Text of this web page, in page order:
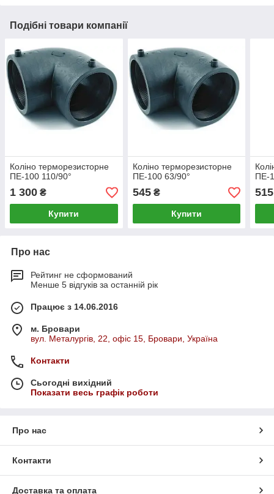
Подібні товари компанії
Коліно терморезисторне
ПЕ-100 110/90°
1 300 ₴
Купити
Коліно терморезисторне
ПЕ-100 63/90°
545₴
Купити
ПЕ-
515
Про нас
Рейтинг не сформований
Менше 5 відгуків за останній рік
Працює з 14.06.2016
м. Бровари
вул. Металургів, 22, офіс 15, Бровари, Україна
Контакти
Сьогодні вихідний
Показати весь графік роботи
Про нас
Контакти
Доставка та оплата